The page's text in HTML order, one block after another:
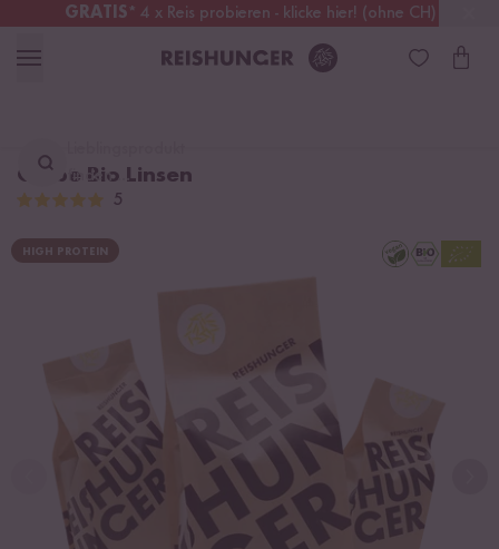
GRATIS* 4 x Reis probieren - klicke hier! (ohne CH)
Österreich Kostenloser Versand
finden ...
Gelbe Bio Linsen
5
HIGH PROTEIN